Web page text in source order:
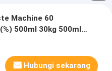
Machine 60
500ml 30kg 500ml
makanan
Hubungi sekarang